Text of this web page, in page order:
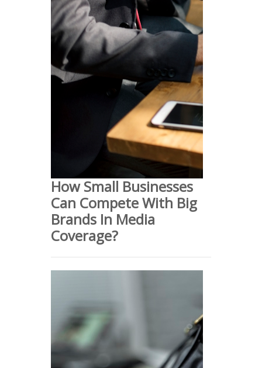
How Small Businesses
Can Compete With Big
Brands In Media
Coverage?